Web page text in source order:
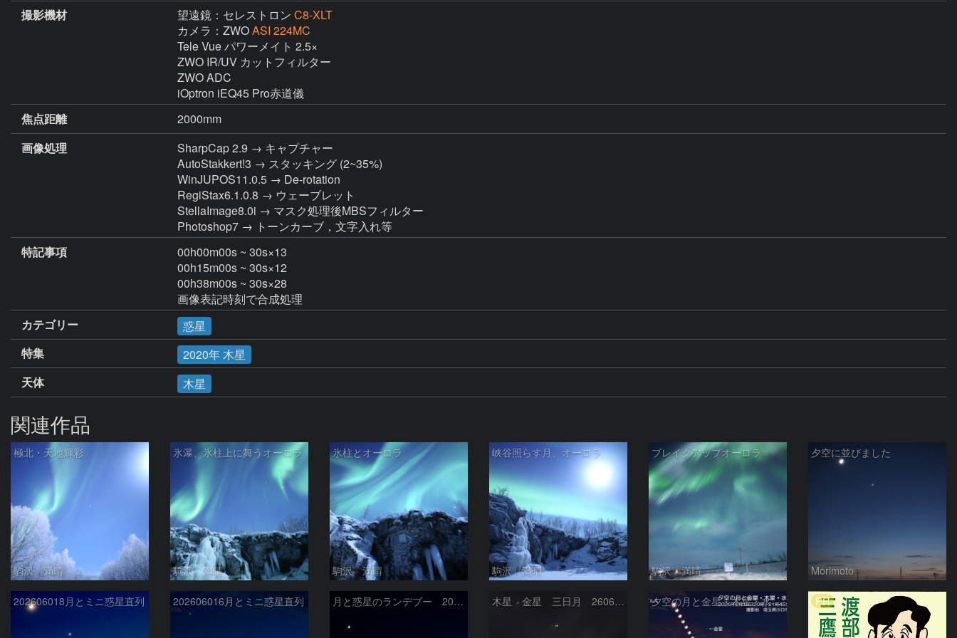
撮影機材 望遠鏡：セレストロン C8-XLT
カメラ：ZWOASI 224MC
Tele Vue パワーメイト 2.5×
ZWO IR/UV カットフィルター
ZWO ADC
iOptron iEQ45 Pro赤道儀
焦点距離
2000mm
画像処理
SharpCap 2.9 → キャプチャー
AutoStakkert!3 → スタッキング (2~35%)
WinJUPOS11.0.5 → De-rotation
RegiStax6.1.0.8 → ウェーブレット
StellaImage8.0i → マスク処理後MBSフィルター
Photoshop7 → トーンカーブ，文字入れ等
特記事項
00h00m00s ~ 30s×13
00h15m00s ~ 30s×12
00h38m00s ~ 30s×28
画像表記時刻で合成処理
カテゴリー
惑星
特集
2020年 木星
天体
木星
関連作品
極北・天地輝彩
駒沢 満晴
氷瀑、氷柱上に舞うオーロラ
駒沢 満晴
氷柱とオーロラ
駒沢 満晴
峡谷照らす月、オーロラ
駒沢 満晴
ブレイクアップオーロラ
駒沢 満晴
夕空に並びました
Morimoto
202606018月とミニ惑星直列 202606016月とミニ惑星直列 月と惑星のランデブー 2026/06/19 木星 金星 三日月 260618 夕空の月と金星・木星・水星の接近 2026/6/18 PR